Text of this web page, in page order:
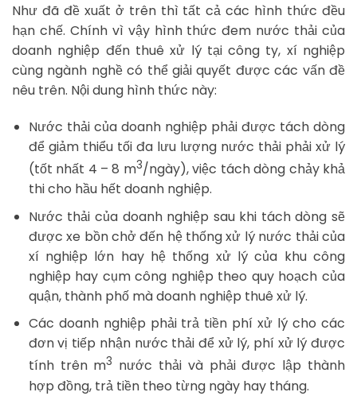
Như đã đề xuất ở trên thì tất cả các hình thức đều
hạn chế. Chính vì vậy hình thức đem nước thải của
doanh nghiệp đến thuê xử lý tại công ty, xí nghiệp
cùng ngành nghề có thể giải quyết được các vấn đề
nêu trên. Nội dung hình thức này:
Nước thải của doanh nghiệp phải được tách dòng
để giảm thiểu tối đa lưu lượng nước thải phải xử lý
(tốt nhất 4 – 8 m3/ngày), việc tách dòng chảy khả
thi cho hầu hết doanh nghiệp.
Nước thải của doanh nghiệp sau khi tách dòng sẽ
được xe bồn chở đến hệ thống xử lý nước thải của
xí nghiệp lớn hay hệ thống xử lý của khu công
nghiệp hay cụm công nghiệp theo quy hoạch của
quận, thành phố mà doanh nghiệp thuê xử lý.
Các doanh nghiệp phải trả tiền phí xử lý cho các
đơn vị tiếp nhận nước thải để xử lý, phí xử lý được
tính trên m3 nước thải và phải được lập thành
hợp đồng, trả tiền theo từng ngày hay tháng.